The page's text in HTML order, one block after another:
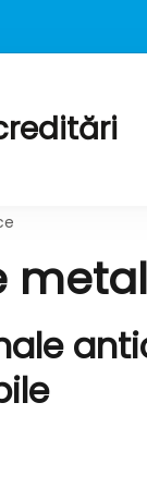
Geamuri